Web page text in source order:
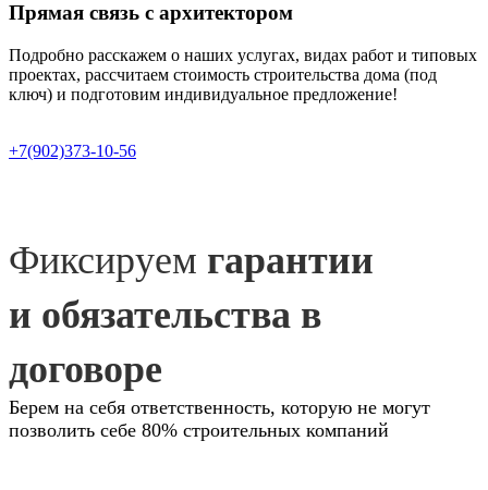
Прямая связь с архитектором
Подробно расскажем о наших услугах, видах работ и типовых
проектах, рассчитаем стоимость строительства дома (под
ключ) и подготовим индивидуальное предложение!
+7(902)373-10-56
Фиксируем гарантии
и обязательства в
договоре
Берем на себя ответственность, которую не могут
позволить себе 80% строительных компаний